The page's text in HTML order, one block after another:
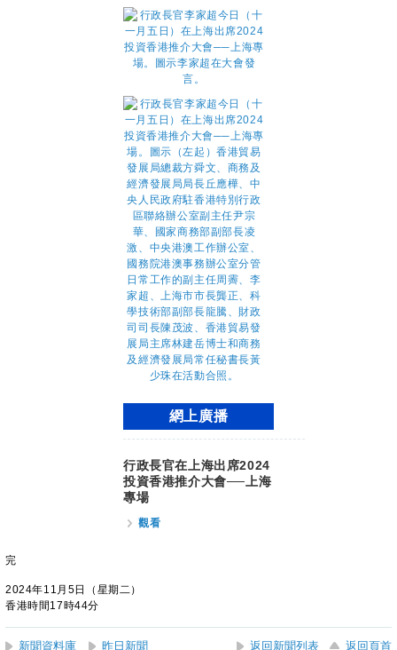
網上廣播
行政長官在上海出席2024
投資香港推介大會──上海
專場
觀看
完
2024年11月5日（星期二）
香港時間17時44分
新聞資料庫 昨日新聞 返回新聞列表 返回頁首